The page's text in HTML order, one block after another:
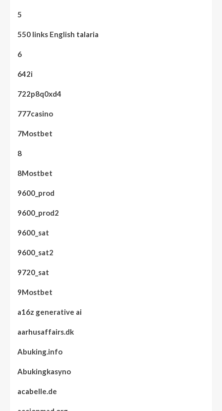
5
550 links English talaria
6
642i
722p8q0xd4
777casino
7Mostbet
8
8Mostbet
9600_prod
9600_prod2
9600_sat
9600_sat2
9720_sat
9Mostbet
a16z generative ai
aarhusaffairs.dk
Abuking.info
Abukingkasyno
acabelle.de